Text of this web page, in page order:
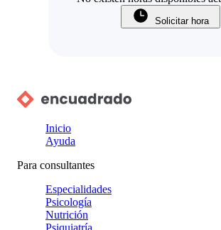
Solicitar hora
Inicio
Ayuda
Para consultantes
Especialidades
Psicología
Nutrición